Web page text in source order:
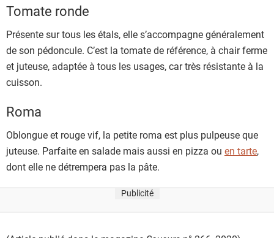
Tomate ronde
Présente sur tous les étals, elle s’accompagne généralement
de son pédoncule. C’est la tomate de référence, à chair ferme
et juteuse, adaptée à tous les usages, car très résistante à la
cuisson.
Roma
Oblongue et rouge vif, la petite roma est plus pulpeuse que
juteuse. Parfaite en salade mais aussi en pizza ou en tarte,
dont elle ne détrempera pas la pâte.
Publicité